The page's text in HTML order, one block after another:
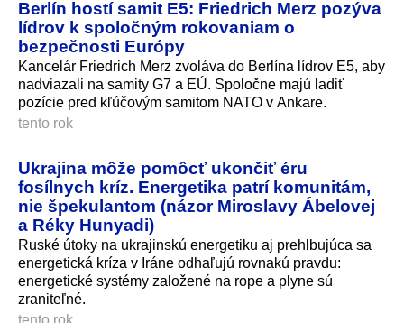
Berlín hostí samit E5: Friedrich Merz pozýva
lídrov k spoločným rokovaniam o
bezpečnosti Európy
Kancelár Friedrich Merz zvoláva do Berlína lídrov E5, aby
nadviazali na samity G7 a EÚ. Spoločne majú ladiť
pozície pred kľúčovým samitom NATO v Ankare.
tento rok
Ukrajina môže pomôcť ukončiť éru
fosílnych kríz. Energetika patrí komunitám,
nie špekulantom (názor Miroslavy Ábelovej
a Réky Hunyadi)
Ruské útoky na ukrajinskú energetiku aj prehlbujúca sa
energetická kríza v Iráne odhaľujú rovnakú pravdu:
energetické systémy založené na rope a plyne sú
zraniteľné.